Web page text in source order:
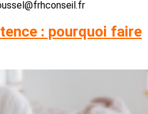
: pourquoi faire